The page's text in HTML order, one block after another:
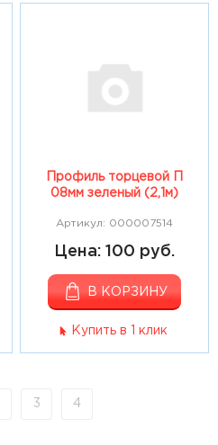
Профиль торцевой П
08мм зеленый (2,1м)
Артикул: 000007514
Цена: 100 руб.
В КОРЗИНУ
Купить в 1 клик
3 4